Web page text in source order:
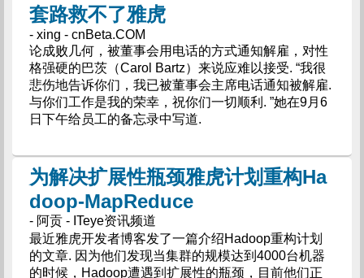
套路救不了雅虎
- xing - cnBeta.COM
论成败几何，被董事会用电话的方式通知解雇，对性
格强硬的巴茨（Carol Bartz）来说应难以接受. “我很
悲伤地告诉你们，我已被董事会主席电话通知被解雇.
与你们工作是我的荣幸，祝你们一切顺利. ”她在9月6
日下午给员工的备忘录中写道.
为解决扩展性瓶颈雅虎计划重构Ha
doop-MapReduce
- 阿贡 - ITeye资讯频道
最近雅虎开发者博客发了一篇介绍Hadoop重构计划
的文章. 因为他们发现当集群的规模达到4000台机器
的时候，Hadoop遭遇到扩展性的瓶颈，目前他们正